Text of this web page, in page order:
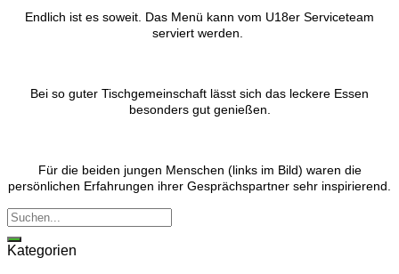
Endlich ist es soweit. Das Menü kann vom U18er Serviceteam
serviert werden.
Bei so guter Tischgemeinschaft lässt sich das leckere Essen
besonders gut genießen.
Für die beiden jungen Menschen (links im Bild) waren die
persönlichen Erfahrungen ihrer Gesprächspartner sehr inspirierend.
Kategorien